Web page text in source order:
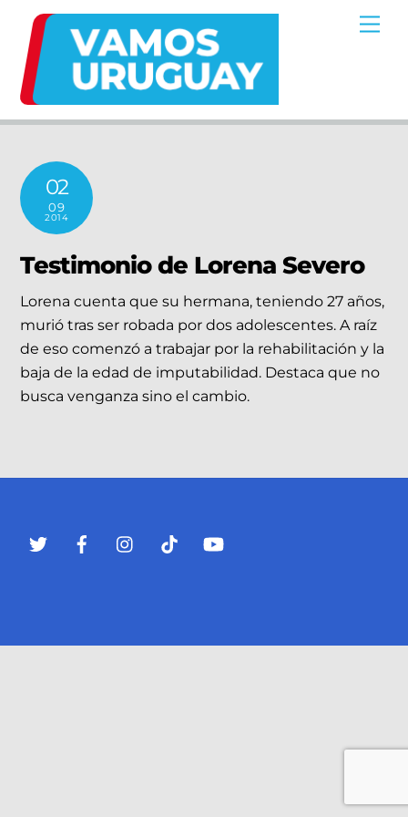
content
02
09
2014
Testimonio de Lorena Severo
Lorena cuenta que su hermana, teniendo 27 años,
murió tras ser robada por dos adolescentes. A raíz
de eso comenzó a trabajar por la rehabilitación y la
baja de la edad de imputabilidad. Destaca que no
busca venganza sino el cambio.